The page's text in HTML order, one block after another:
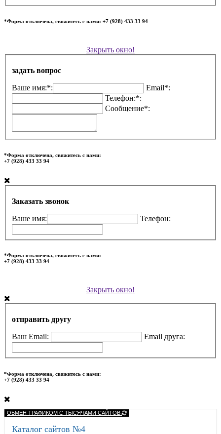
*Форма отключена, свяжитесь с нами: +7 (928) 433 33 94
Закрыть окно!
задать вопрос
Ваше имя:*:
Email*:
Телефон:*:
Сообщение*:
*Форма отключена, свяжитесь с нами:
+7 (928) 433 33 94
Заказать звонок
Ваше имя: Телефон:
*Форма отключена, свяжитесь с нами:
+7 (928) 433 33 94
Закрыть окно!
отправить другу
Ваш Email: Email друга:
*Форма отключена, свяжитесь с нами:
+7 (928) 433 33 94
ОБМЕН ТРАФИКОМ С ТЫСЯЧАМИ САЙТОВ
Каталог сайтов №4